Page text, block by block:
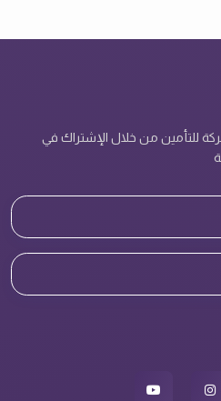
للتأمين من خلال الإشتراك في